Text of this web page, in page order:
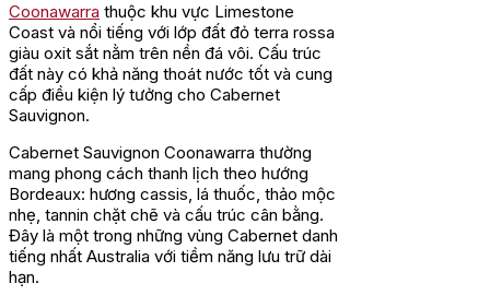
Coonawarra thuộc khu vực Limestone
Coast và nổi tiếng với lớp đất đỏ terra rossa
giàu oxit sắt nằm trên nền đá vôi. Cấu trúc
đất này có khả năng thoát nước tốt và cung
cấp điều kiện lý tưởng cho Cabernet
Sauvignon.
Cabernet Sauvignon Coonawarra thường
mang phong cách thanh lịch theo hướng
Bordeaux: hương cassis, lá thuốc, thảo mộc
nhẹ, tannin chặt chẽ và cấu trúc cân bằng.
Đây là một trong những vùng Cabernet danh
tiếng nhất Australia với tiềm năng lưu trữ dài
hạn.